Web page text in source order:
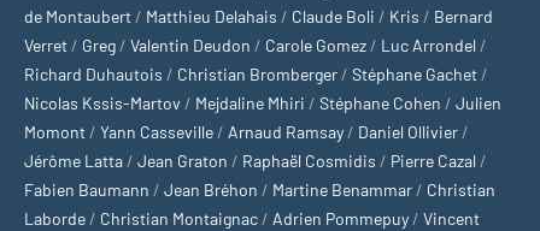
de Montaubert / Matthieu Delahais / Claude Boli / Kris / Bernard
Verret / Greg / Valentin Deudon / Carole Gomez / Luc Arrondel /
Richard Duhautois / Christian Bromberger / Stéphane Gachet /
Nicolas Kssis-Martov / Mejdaline Mhiri / Stéphane Cohen / Julien
Momont / Yann Casseville / Arnaud Ramsay / Daniel Ollivier /
Jérôme Latta / Jean Graton / Raphaël Cosmidis / Pierre Cazal /
Fabien Baumann / Jean Bréhon / Martine Benammar / Christian
Laborde / Christian Montaignac / Adrien Pommepuy / Vincent